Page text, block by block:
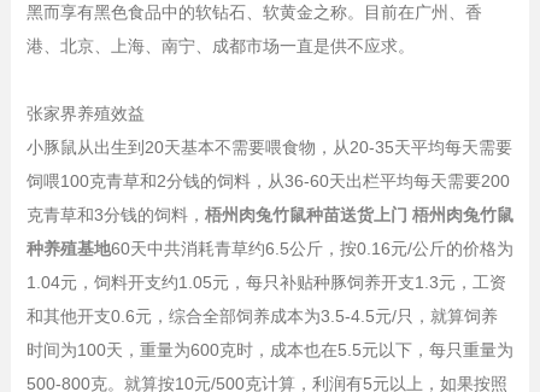
黑而享有黑色食品中的软钻石、软黄金之称。目前在广州、香
港、北京、上海、南宁、成都市场一直是供不应求。
张家界养殖效益
小豚鼠从出生到20天基本不需要喂食物，从20-35天平均每天需要
饲喂100克青草和2分钱的饲料，从36-60天出栏平均每天需要200
克青草和3分钱的饲料， 梧州肉兔竹鼠种苗送货上门 梧州肉兔竹鼠
种养殖基地60天中共消耗青草约6.5公斤，按0.16元/公斤的价格为
1.04元，饲料开支约1.05元，每只补贴种豚饲养开支1.3元，工资
和其他开支0.6元，综合全部饲养成本为3.5-4.5元/只，就算饲养
时间为100天，重量为600克时，成本也在5.5元以下，每只重量为
500-800克。就算按10元/500克计算，利润有5元以上，如果按照